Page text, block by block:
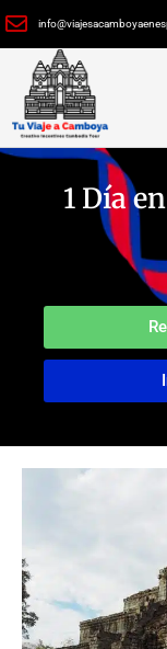
Ir
al
contenido
1 Día